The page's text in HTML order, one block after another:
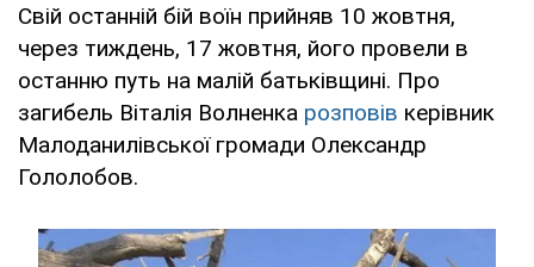
Свій останній бій воїн прийняв 10 жовтня,
через тиждень, 17 жовтня, його провели в
останню путь на малій батьківщині. Про
загибель Віталія Волненка розповів керівник
Малоданилівської громади Олександр
Гололобов.